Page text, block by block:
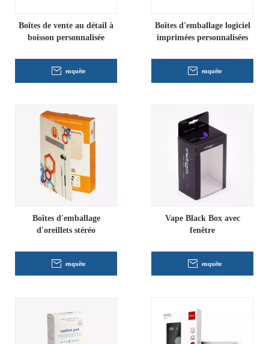
Boîtes de vente au détail à
boisson personnalisée
enquête
Boîtes d'emballage logiciel
imprimées personnalisées
enquête
Boîtes d'emballage
d'oreillets stéréo
enquête
Vape Black Box avec
fenêtre
enquête